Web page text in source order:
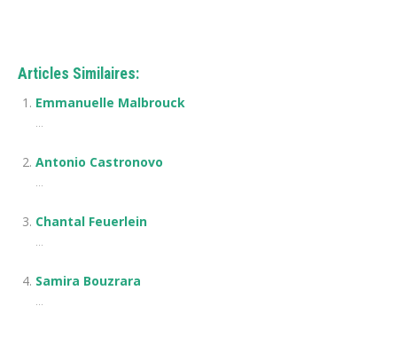
Articles Similaires:
Emmanuelle Malbrouck
...
Antonio Castronovo
...
Chantal Feuerlein
...
Samira Bouzrara
...